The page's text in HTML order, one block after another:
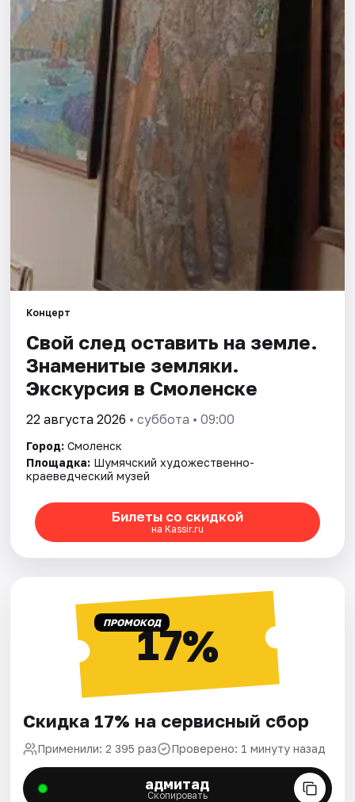
Города
Площадки
Артисты
Рейтинги
Концерт
Свой след оставить на земле.
Знаменитые земляки.
Экскурсия в Смоленске
22 августа 2026 • суббота • 09:00
Город: Смоленск
Площадка: Шумячский художественно-
краеведческий музей
Билеты со скидкой
на Kassir.ru
ПРОМОКОД17%
Скидка 17% на сервисный сбор
Применили: 2 395 раз Проверено: 1 минуту назад
адмитад
Скопировать